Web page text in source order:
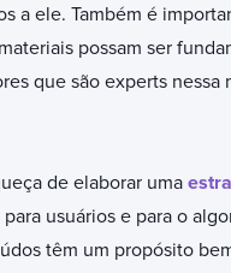
a ele. Também é
possam ser
que são experts nessa
de elaborar uma
usuários e para o
têm um propósito